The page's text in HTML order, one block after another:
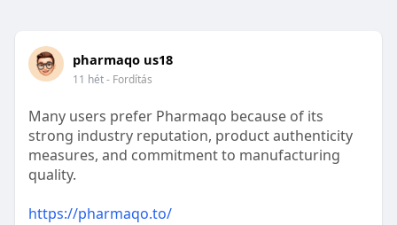
pharmaqo us18
11 hét- Fordítás
Many users prefer Pharmaqo because of its
strong industry reputation, product authenticity
measures, and commitment to manufacturing
quality.
https://pharmaqo.to/